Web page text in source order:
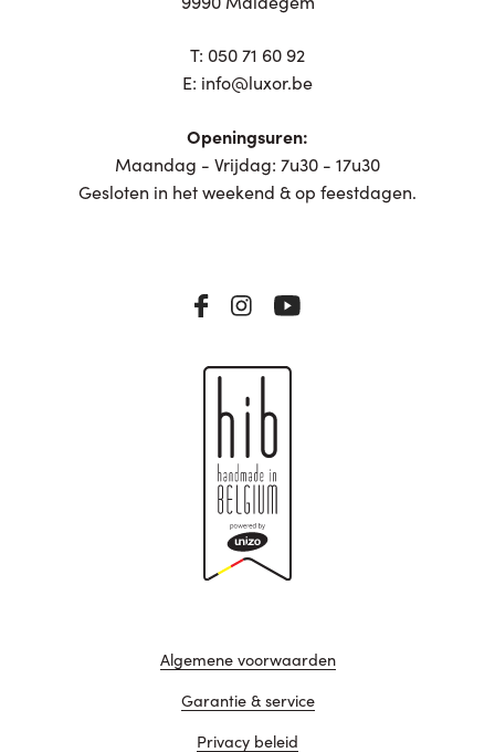
T: 050 71 60 92
E: info@luxor.be
Openingsuren:
Maandag - Vrijdag: 7u30 - 17u30
Gesloten in het weekend & op feestdagen.
Algemene voorwaarden
Garantie & service
Privacy beleid